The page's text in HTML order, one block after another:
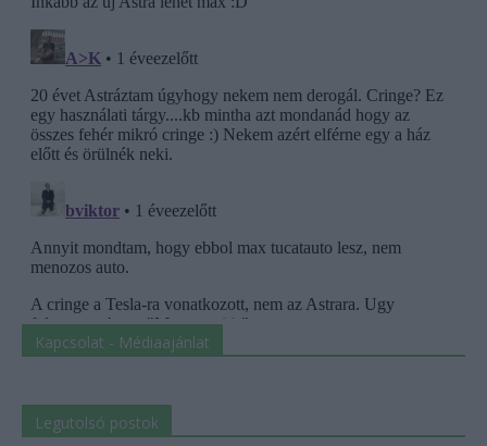
Kapcsolat - Médiaajánlat
Legutolsó postok